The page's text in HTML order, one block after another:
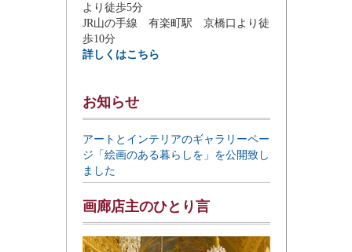
より徒歩5分
JR山の手線 有楽町駅 京橋口より徒
歩10分
詳しくはこちら
お知らせ
アートとインテリアのギャラリーペー
ジ「絵画のある暮らしを」を公開致し
ました
画廊店主のひとり言